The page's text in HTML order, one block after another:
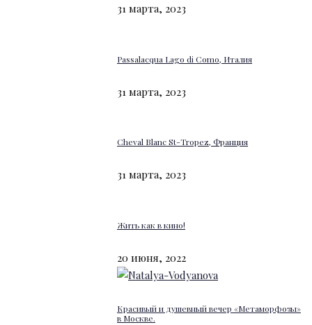
31 марта, 2023
Passalacqua Lago di Como, Италия
31 марта, 2023
Cheval Blanc St-Tropez, Франция
31 марта, 2023
Жить как в кино!
20 июня, 2022
Красивый и душевный вечер «Метаморфозы»
в Москве.